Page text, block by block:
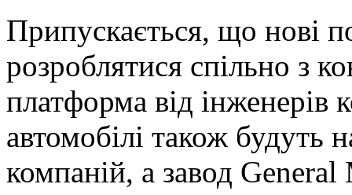
Припускається, що нові
розроблятися спільно з
платформа від інженерів
автомобілі також будуть
компаній, а завод